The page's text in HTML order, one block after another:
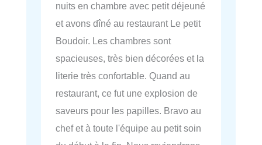
nuits en chambre avec petit déjeuné
et avons dîné au restaurant Le petit
Boudoir. Les chambres sont
spacieuses, très bien décorées et la
literie très confortable. Quand au
restaurant, ce fut une explosion de
saveurs pour les papilles. Bravo au
chef et à toute l'équipe au petit soin